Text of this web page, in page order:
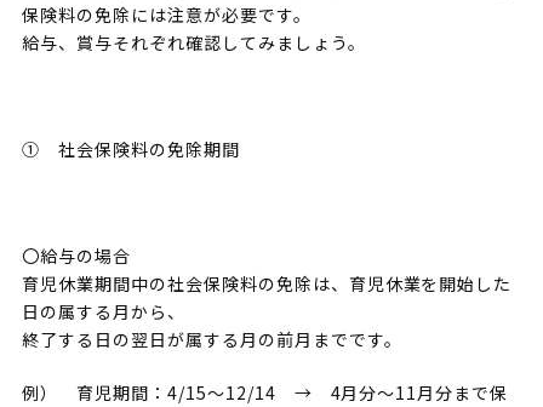
保険料の免除には注意が必要です。
給与、賞与それぞれ確認してみましょう。
① 社会保険料の免除期間
〇給与の場合
育児休業期間中の社会保険料の免除は、育児休業を開始した
日の属する月から、
終了する日の翌日が属する月の前月までです。
例） 育児期間：4/15～12/14 → 4月分～11月分まで保